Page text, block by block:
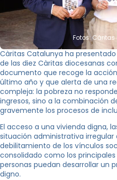
Fotos:
Càritas Catalunya ha
de las diez Càritas diocesanas
documento que recoge la
último año y que alerta de una
compleja: la pobreza no
ingresos, sino a la combinación
gravemente los procesos de
El acceso a una vivienda digna,
situación administrativa irregular
debilitamiento de los vínculos
consolidado como los
personas puedan desarrollar un
digno.